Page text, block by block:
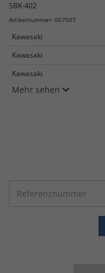
SBK-402
Artikelnummer: 067007
Kawasaki
Kawasaki
Kawasaki
Mehr sehen